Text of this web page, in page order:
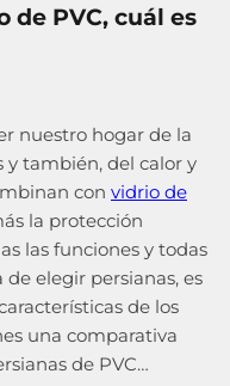
de PVC, cuál es
nuestro hogar de la
y también, del calor y
con vidrio de
la protección
las funciones y todas
elegir persianas, es
de los
una comparativa
de PVC…